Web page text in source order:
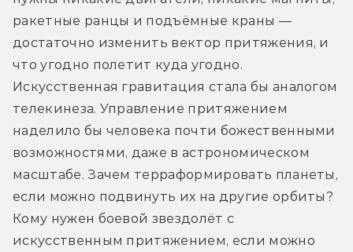
ракетные ранцы и подъёмные краны —
достаточно изменить вектор притяжения, и
что угодно полетит куда угодно.
Искусственная гравитация стала бы аналогом
телекинеза. Управление притяжением
наделило бы человека почти божественными
возможностями, даже в астрономическом
масштабе. Зачем терраформировать планеты,
если можно подвинуть их на другие орбиты?
Кому нужен боевой звездолёт с
искусственным притяжением, если можно